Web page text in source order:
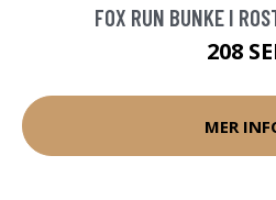
FOX RUN BUNKE I
208
MER